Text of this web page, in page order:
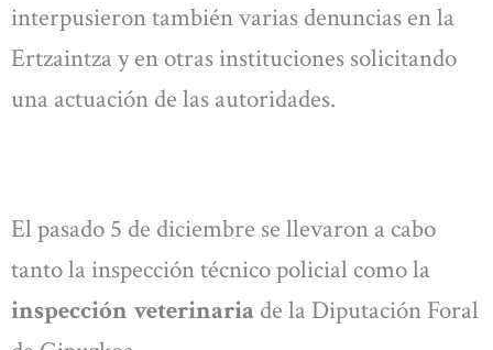
interpusieron también varias denuncias en la
Ertzaintza y en otras instituciones solicitando
una actuación de las autoridades.
El pasado 5 de diciembre se llevaron a cabo
tanto la inspección técnico policial como la
inspección veterinaria de la Diputación Foral